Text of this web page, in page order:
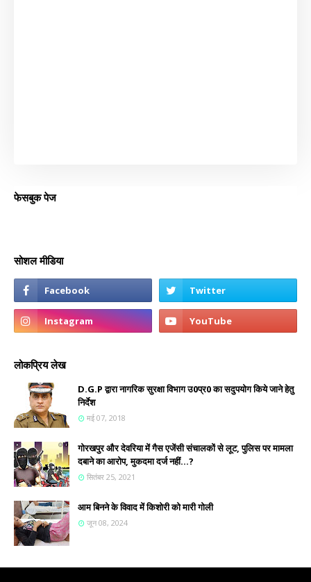
फेसबुक पेज
सोशल मीडिया
लोकप्रिय लेख
D.G.P द्वारा नागरिक सुरक्षा विभाग उ0प्र0 का सदुपयोग किये जाने हेतु
निर्देश
मई 07, 2018
गोरखपुर और देवरिया में गैस एजेंसी संचालकों से लूट, पुलिस पर मामला
दबाने का आरोप, मुकदमा दर्ज नहीं...?
सितंबर 25, 2021
आम बिनने के विवाद में किशोरी को मारी गोली
जून 08, 2024